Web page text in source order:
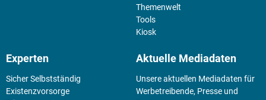
Themenwelt
Tools
Kiosk
Experten
Sicher Selbstständig
Existenz­vorsorge
Aktuelle Mediadaten
Unsere aktuellen Mediadaten für
Werbetreibende, Presse und